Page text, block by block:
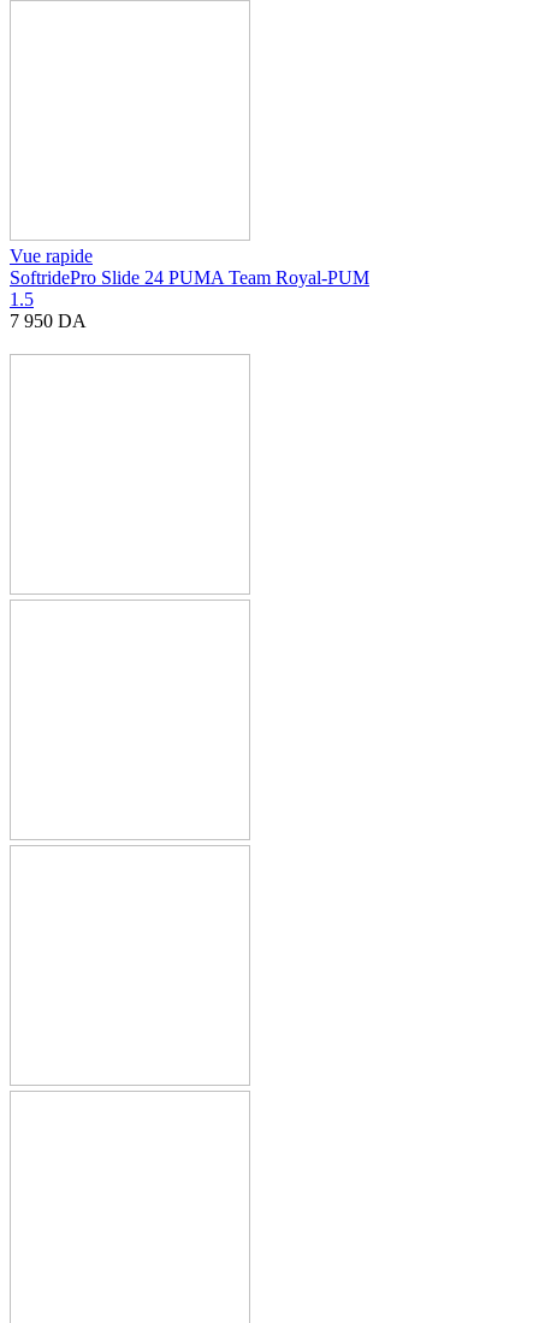
Vue rapide
SoftridePro Slide 24 PUMA Team Royal-PUM
1.5
7 950 DA